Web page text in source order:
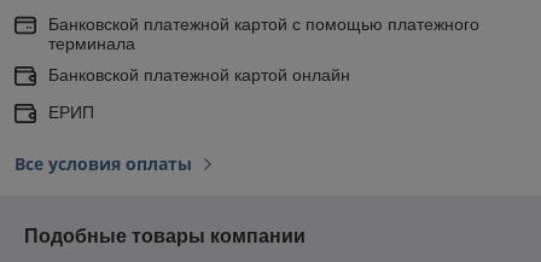
Банковской платежной картой с помощью платежного
терминала
Банковской платежной картой онлайн
ЕРИП
Все условия оплаты
Подобные товары компании